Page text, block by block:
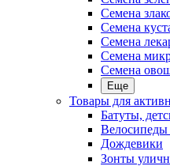
Семена
Семена
Семена
Семена
Семена
Еще
Товары для
Батуты,
Велосипеды
Дождевики
Зонты